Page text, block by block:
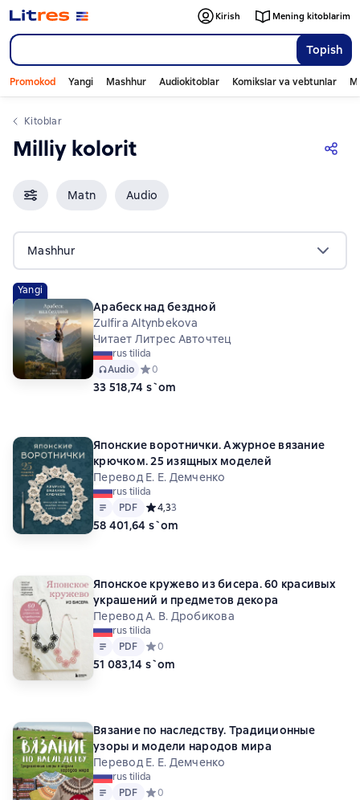
Topish
Kirish Mening kitoblarim
Promokod Yangi Mashhur Audiokitoblar Komikslar va vebtunlar
Kitoblar
Milliy kolorit
Matn Audio
Mashhur
Yangi
Арабеск над бездной
Zulfira Altynbekova
Читает Литрес Авточтец
rus tilida
Audio Средний рейтинг 0 на основе 0 оценок
0
33 518,74 s`om
Японские воротнички. Ажурное вязание
крючком. 25 изящных моделей
Перевод Е. Е. Демченко
rus tilida
Matn
PDF
PDF Средний рейтинг 4,3 на основе 3 оценок
4,33
58 401,64 s`om
Японское кружево из бисера. 60 красивых
украшений и предметов декора
Перевод А. В. Дробикова
rus tilida
Matn
PDF
PDF Средний рейтинг 0 на основе 0 оценок
0
51 083,14 s`om
Вязание по наследству. Традиционные
узоры и модели народов мира
Перевод Е. Е. Демченко
rus tilida
Matn
PDF
PDF Средний рейтинг 0 на основе 0 оценок
0